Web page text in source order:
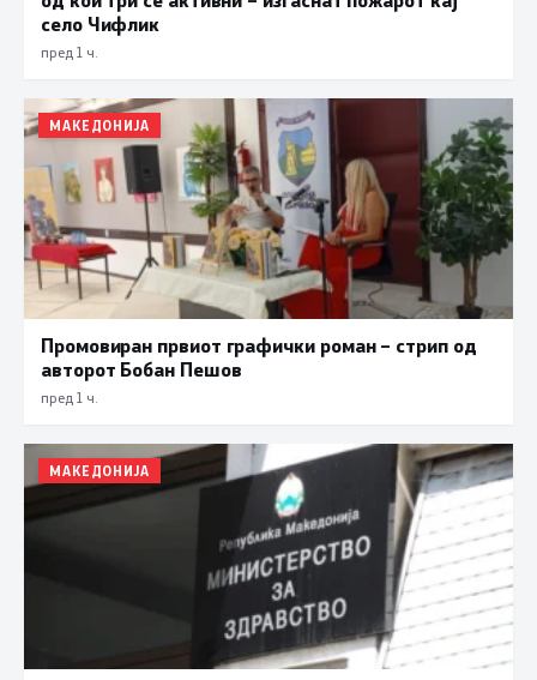
село Чифлик
пред 1 ч.
МАКЕДОНИЈА
Промовиран првиот графички роман – стрип од
авторот Бобан Пешов
пред 1 ч.
МАКЕДОНИЈА